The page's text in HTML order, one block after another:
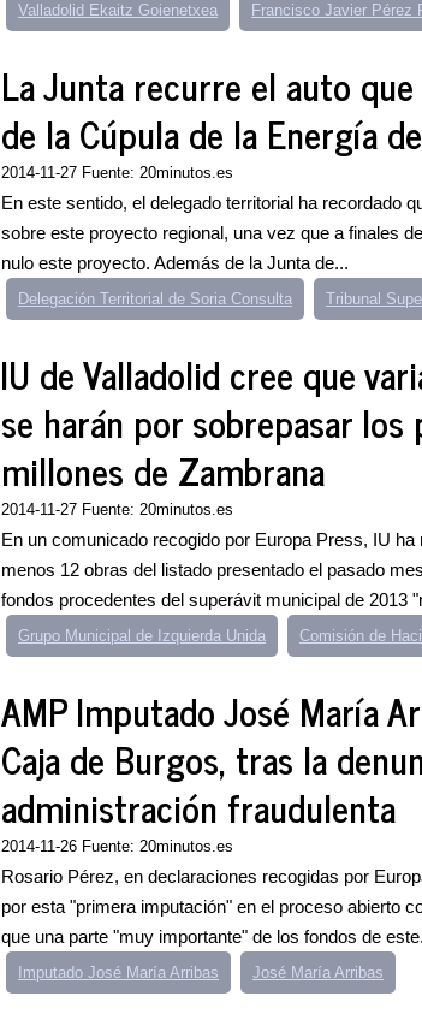
Valladolid Ekaitz Goienetxea Francisco Javier Pérez
La Junta recurre el auto
de la Cúpula de la Energía
2014-11-27 Fuente: 20minutos.es
En este sentido, el delegado territorial ha recordado
sobre este proyecto regional, una vez que a finales
nulo este proyecto. Además de la Junta de...
Delegación Territorial de Soria Consulta Tribunal
IU de Valladolid cree que
se harán por sobrepasar
millones de Zambrana
2014-11-27 Fuente: 20minutos.es
En un comunicado recogido por Europa Press, IU
menos 12 obras del listado presentado el pasado
fondos procedentes del superávit municipal de 2013
Grupo Municipal de Izquierda Unida Comisión de
AMP Imputado José María
Caja de Burgos, tras la
administración fraudulenta
2014-11-26 Fuente: 20minutos.es
Rosario Pérez, en declaraciones recogidas por
por esta "primera imputación" en el proceso abierto
que una parte "muy importante" de los fondos de
Imputado José María Arribas José María Arribas